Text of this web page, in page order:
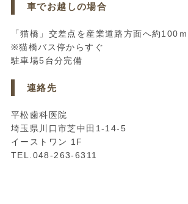
車でお越しの場合
「猫橋」交差点を産業道路方面へ約100ｍ
※猫橋バス停からすぐ
駐車場5台分完備
連絡先
平松歯科医院
埼玉県川口市芝中田1-14-5
イーストワン 1F
TEL.048-263-6311